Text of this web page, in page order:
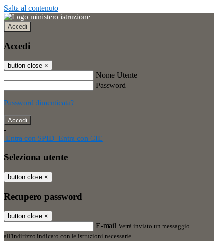
Salta al contenuto
Accedi
Accedi
button close ×
Nome Utente
Password
Password dimenticata?
-
Entra con SPID Entra con CIE
Seleziona utente
button close ×
Recupero password
button close ×
E-mail Verrà inviato un messaggio
all'indirizzo indicato con le istruzioni necessarie.